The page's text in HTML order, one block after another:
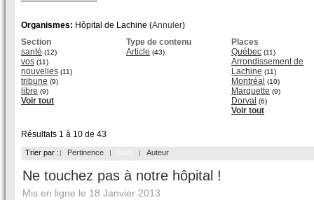
Organismes: Hôpital de Lachine (Annuler)
Section
santé (12)
vos (11)
nouvelles (11)
tribune (9)
libre (9)
Voir tout
Type de contenu
Article (43)
Places
Québec (11)
Arrondissement de
Lachine (11)
Montréal (10)
Marquette (9)
Dorval (6)
Voir tout
Résultats 1 à 10 de 43
Trier par : Pertinence Auteur
Ne touchez pas à notre hôpital !
Mis en ligne le 18 Janvier 2013